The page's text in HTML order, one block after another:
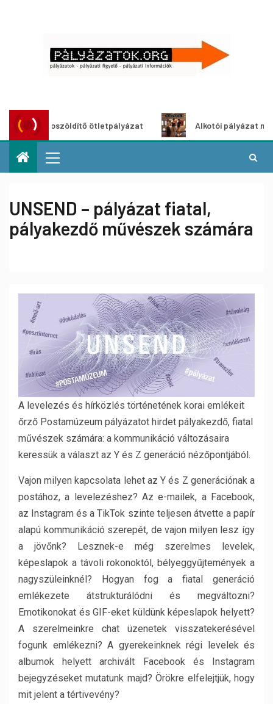
Városzöldítő ötletpályázat Alkotói pályázat
UNSEND – pályázat fiatal,
pályakezdő művészek számára
A levelezés és hírközlés történetének korai emlékeit
őrző Postamúzeum pályázatot hirdet pályakezdő, fiatal
művészek számára: a kommunikáció változásaira
keressük a választ az Y és Z generáció nézőpontjából.
Vajon milyen kapcsolata lehet az Y és Z generációnak a
postához, a levelezéshez? Az e-mailek, a Facebook,
az Instagram és a TikTok szinte teljesen átvette a papír
alapú kommunikáció szerepét, de vajon milyen lesz így
a jövőnk? Lesznek-e még szerelmes levelek,
képeslapok a távoli rokonoktól, bélyeggyűjtemények a
nagyszüleinknél? Hogyan fog a fiatal generáció
emlékezete átstrukturálódni és megváltozni?
Emotikonokat és GIF-eket küldünk képeslapok helyett?
A szerelmeinkre chat üzenetek visszatekerésével
fogunk emlékezni? A gyerekeinknek régi levelek és
albumok helyett archivált Facebook és Instagram
bejegyzéseket mutatunk majd? Örökre elfelejtjük, hogy
mit jelent a tértivevény?